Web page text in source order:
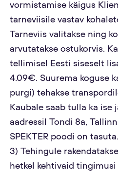
vormistamise käigus
tarneviisile vastav
Tarneviis valitakse ning
arvutatakse ostukorvis.
tellimisel Eesti siseselt
4.09€. Suurema koguse
purgi) tehakse
Kaubale saab tulla ka ise
aadressil Tondi 8a,
SPEKTER poodi on tasuta.
3) Tehingule
hetkel kehtivaid tingimusi